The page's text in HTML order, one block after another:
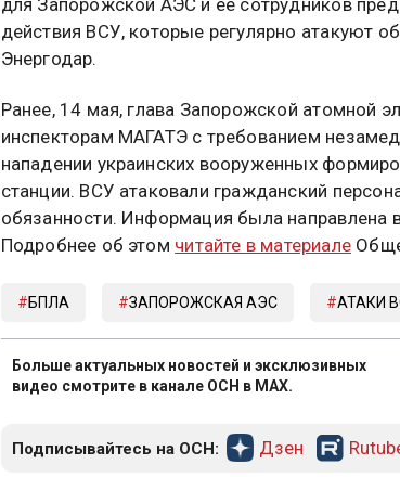
действия ВСУ, которые регулярно атакуют
Энергодар.
Ранее, 14 мая, глава Запорожской атомной
инспекторам МАГАТЭ с требованием
нападении украинских вооруженных
станции. ВСУ атаковали гражданский
обязанности. Информация была направлена
Подробнее об этом читайте в материале
БПЛА ЗАПОРОЖСКАЯ АЭС АТАКИ
Больше актуальных новостей и эксклюзивных
видео смотрите в канале ОСН в MAX.
Подписывайтесь на ОСН: Дзен